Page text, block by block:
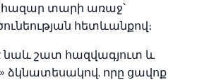
հազար տարի առաջ՝
հետևանքով։
նաև շատ հազվագյուտ և
ձկնատեսակով, որը ցավոք